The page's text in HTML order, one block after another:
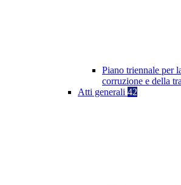
Piano triennale per
corruzione e della
Atti generali 42